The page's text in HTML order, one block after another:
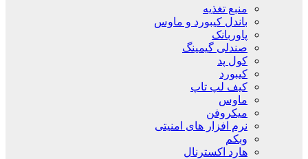
منبع تغذیه
باندل کیبورد و ماوس
پاوربانک
صندلی گیمینگ
کول پد
کیبورد
کیف لپ تاپ
ماوس
میکروفن
نرم افزار های امنیتی
وبکم
هارد اکسترنال